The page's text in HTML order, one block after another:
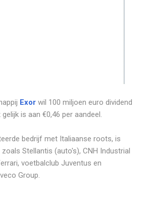
Exor wil 100 miljoen euro dividend
is aan €0,46 per aandeel.
bedrijf met Italiaanse roots, is
Stellantis (auto's), CNH Industrial
voetbalclub Juventus en
Group.